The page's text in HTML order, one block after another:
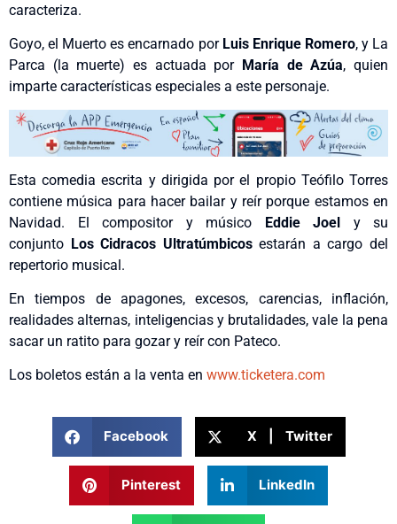
caracteriza.
Goyo, el Muerto es encarnado por Luis Enrique Romero, y La
Parca (la muerte) es actuada por María de Azúa, quien
imparte características especiales a este personaje.
Esta comedia escrita y dirigida por el propio Teófilo Torres
contiene música para hacer bailar y reír porque estamos en
Navidad. El compositor y músico Eddie Joel y su
conjunto Los Cidracos Ultratúmbicosestarán a cargo del
repertorio musical.
En tiempos de apagones, excesos, carencias, inflación,
realidades alternas, inteligencias y brutalidades, vale la pena
sacar un ratito para gozar y reír con Pateco.
Los boletos están a la venta en www.ticketera.com
Facebook X | Twitter
Pinterest LinkedIn